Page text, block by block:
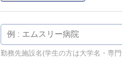
勤務先施設名(学生の方は大学名・専